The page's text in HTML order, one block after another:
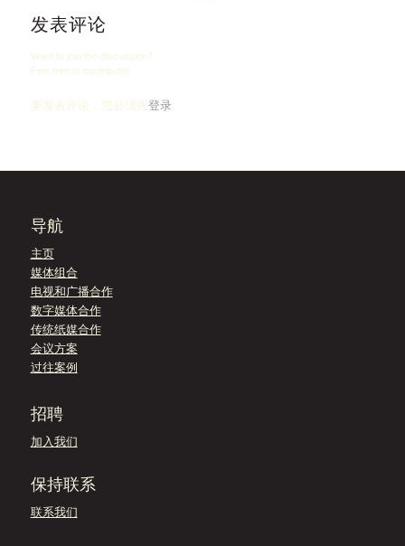
发表评论
Want to join the discussion?
Feel free to contribute!
要发表评论，您必须先登录。
导航
主页
媒体组合
电视和广播合作
数字媒体合作
传统纸媒合作
会议方案
过往案例
招聘
加入我们
保持联系
联系我们